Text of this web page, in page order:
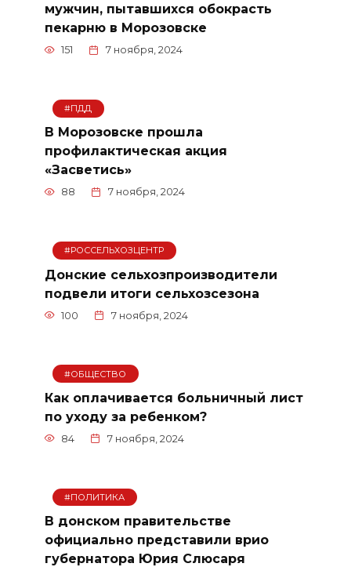
мужчин, пытавшихся обокрасть
пекарню в Морозовске
151 7 ноября, 2024
#ПДД
В Морозовске прошла
профилактическая акция
«Засветись»
88 7 ноября, 2024
#РОССЕЛЬХОЗЦЕНТР
Донские сельхозпроизводители
подвели итоги сельхозсезона
100 7 ноября, 2024
#ОБЩЕСТВО
Как оплачивается больничный лист
по уходу за ребенком?
84 7 ноября, 2024
#ПОЛИТИКА
В донском правительстве
официально представили врио
губернатора Юрия Слюсаря